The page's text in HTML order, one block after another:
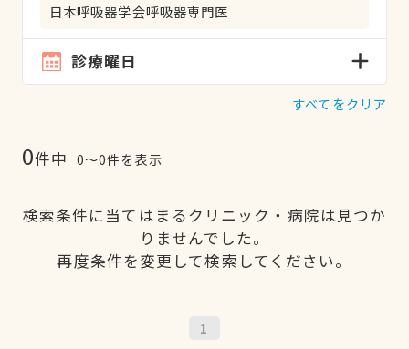
日本呼吸器学会呼吸器専門医
診療曜日
すべてをクリア
0件中 0〜0件を表示
検索条件に当てはまるクリニック・病院は見つか
りませんでした。
再度条件を変更して検索してください。
1